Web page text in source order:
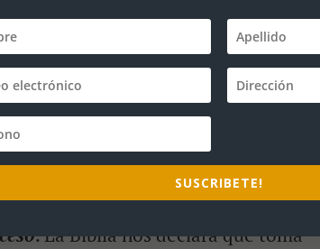
necesidad, Jesús tiene la
heridas, El Señor tiene la cura. La
ni para unos pocos, sino
para ti. ¿Puedes creerlo? Que la
con nadie sin importar cuan
o su defecto. Todos podemos ser
. La Biblia nos declara que toma
SUSCRIBETE!